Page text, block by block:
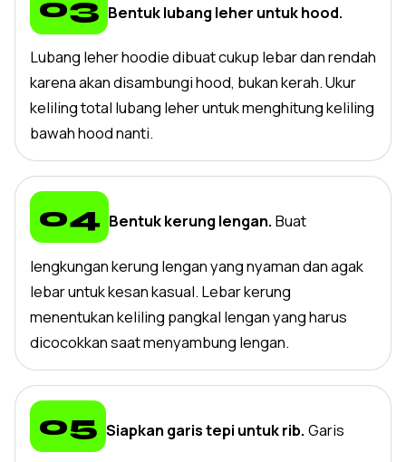
Bentuk lubang leher untuk hood.
Lubang leher hoodie dibuat cukup lebar dan rendah
karena akan disambungi hood, bukan kerah. Ukur
keliling total lubang leher untuk menghitung keliling
bawah hood nanti.
Bentuk kerung lengan.Buat
lengkungan kerung lengan yang nyaman dan agak
lebar untuk kesan kasual. Lebar kerung
menentukan keliling pangkal lengan yang harus
dicocokkan saat menyambung lengan.
Siapkan garis tepi untuk rib. Garis